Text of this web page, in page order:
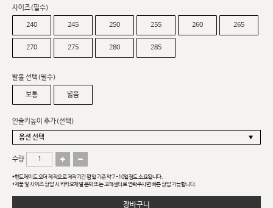
사이즈(필수)
240 245 250 255 260 265
270 275 280 285
발볼 선택(필수)
보통 넓음
인솔키높이 추가(선택)
수량
*핸드메이드 오더 제작으로 제작기간 평일 기준 약 7~10일정도 소요됩니다.
*제품 및 사이즈 상담 시 카카오채널 문의 또는 고객센터로 연락주시면 빠른 상담 가능합니다.
장바구니